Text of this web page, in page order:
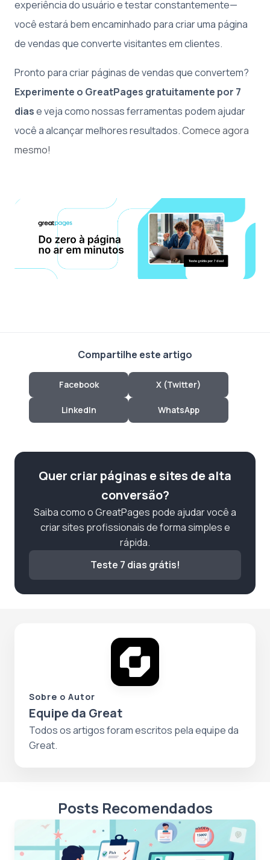
experiência do usuário e testar constantemente—
você estará bem encaminhado para criar uma página
de vendas que converte visitantes em clientes.
Pronto para criar páginas de vendas que convertem?
Experimente o GreatPages gratuitamente por 7
diase veja como nossas ferramentas podem ajudar
você a alcançar melhores resultados.Comece agora
mesmo!
Compartilhe este artigo
Facebook X (Twitter)
LinkedIn WhatsApp
Quer criar páginas e sites de alta
conversão?
Saiba como o GreatPages pode ajudar você a
criar sites profissionais de forma simples e
rápida.
Teste 7 dias grátis!
Sobre o Autor
Equipe da Great
Todos os artigos foram escritos pela equipe da
Great.
Posts Recomendados